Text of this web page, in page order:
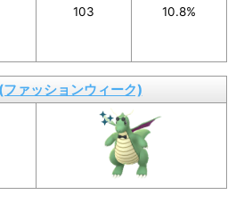
ともできるので、X（旧Twitte
有にもぜひご活用ください。
鑑の「見つけた数」をスク
ておくと便利
103 10.8%
ァッションウィーク)